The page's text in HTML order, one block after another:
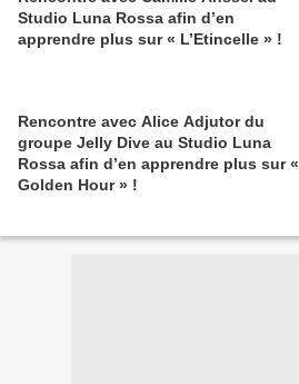
Studio Luna Rossa afin d’en
apprendre plus sur « L’Etincelle » !
Rencontre avec Alice Adjutor du
groupe Jelly Dive au Studio Luna
Rossa afin d’en apprendre plus sur «
Golden Hour » !